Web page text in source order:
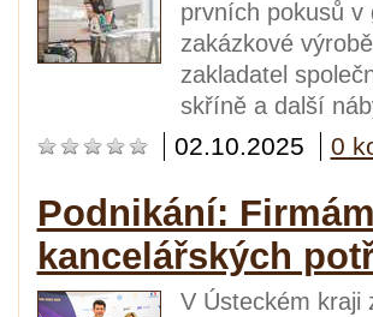
prvních pokusů v
zakázkové
zakladatel
skříně a další
02.10.2025 0
Podnikání:
kancelářských
V Ústeckém kraji